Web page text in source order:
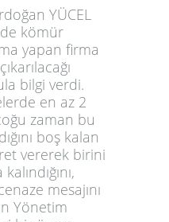
YÜCEL
kömür
yapan firma
bilgi verdi.
en az 2
zaman bu
boş kalan
vererek birini
mesajını
Yönetim